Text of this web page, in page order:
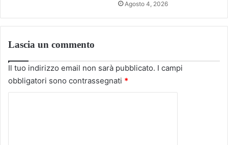
Agosto 4, 2026
Lascia un commento
Il tuo indirizzo email non sarà pubblicato. I campi
obbligatori sono contrassegnati *